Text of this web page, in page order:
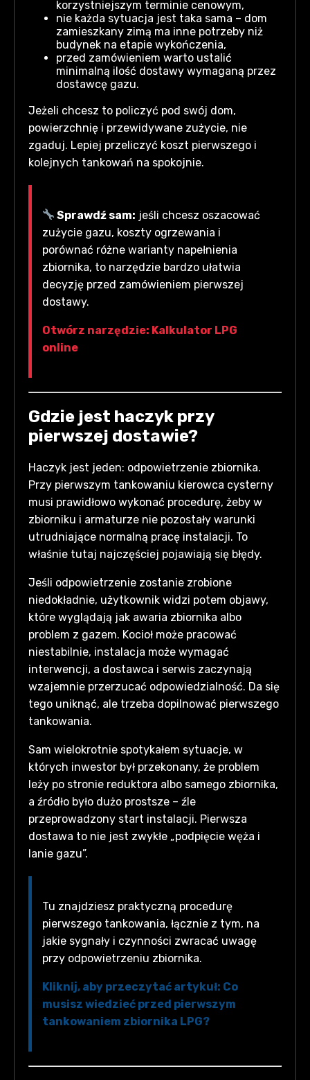
korzystniejszym terminie cenowym,
nie każda sytuacja jest taka sama – dom
zamieszkany zimą ma inne potrzeby niż
budynek na etapie wykończenia,
przed zamówieniem warto ustalić
minimalną ilość dostawy wymaganą przez
dostawcę gazu.
Jeżeli chcesz to policzyć pod swój dom,
powierzchnię i przewidywane zużycie, nie
zgaduj. Lepiej przeliczyć koszt pierwszego i
kolejnych tankowań na spokojnie.
Sprawdź sam: jeśli chcesz oszacować
zużycie gazu, koszty ogrzewania i
porównać różne warianty napełnienia
zbiornika, to narzędzie bardzo ułatwia
decyzję przed zamówieniem pierwszej
dostawy.
Otwórz narzędzie: Kalkulator LPG
online
Gdzie jest haczyk przy
pierwszej dostawie?
Haczyk jest jeden: odpowietrzenie zbiornika.
Przy pierwszym tankowaniu kierowca cysterny
musi prawidłowo wykonać procedurę, żeby w
zbiorniku i armaturze nie pozostały warunki
utrudniające normalną pracę instalacji. To
właśnie tutaj najczęściej pojawiają się błędy.
Jeśli odpowietrzenie zostanie zrobione
niedokładnie, użytkownik widzi potem objawy,
które wyglądają jak awaria zbiornika albo
problem z gazem. Kocioł może pracować
niestabilnie, instalacja może wymagać
interwencji, a dostawca i serwis zaczynają
wzajemnie przerzucać odpowiedzialność. Da się
tego uniknąć, ale trzeba dopilnować pierwszego
tankowania.
Sam wielokrotnie spotykałem sytuacje, w
których inwestor był przekonany, że problem
leży po stronie reduktora albo samego zbiornika,
a źródło było dużo prostsze – źle
przeprowadzony start instalacji. Pierwsza
dostawa to nie jest zwykłe „podpięcie węża i
lanie gazu”.
Tu znajdziesz praktyczną procedurę
pierwszego tankowania, łącznie z tym, na
jakie sygnały i czynności zwracać uwagę
przy odpowietrzeniu zbiornika.
Kliknij, aby przeczytać artykuł: Co
musisz wiedzieć przed pierwszym
tankowaniem zbiornika LPG?